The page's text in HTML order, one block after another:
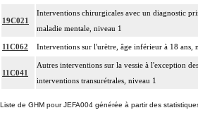
19C021
Interventions chirurgicales avec un diagnostic
maladie mentale, niveau 1
11C062 Interventions sur l'urètre, âge inférieur à 18 ans,
11C041
Autres interventions sur la vessie à l'exception des
interventions transurétrales, niveau 1
Liste de GHM pour JEFA004 générée à partir des